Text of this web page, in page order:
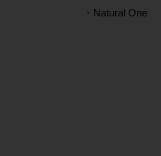
・Natural One